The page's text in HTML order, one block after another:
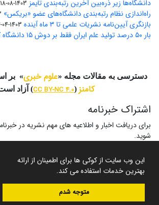
این وب سایت از کوکی ها برای اطمینان از ارائه
بهترین خدمات استفاده می کند.
متوجه شدم
دانشگاه‌ها زیر ذره‌بین آخرین رتبه‌بندی تایمز 1403-08-18
راه‌اندازی نظام رتبه‌بندی دانشگاه‌‌های عضو «بریکس»
بازنگری آیین‌نامه نشریات علمی تا ۳ ماه آینده 1403-04-14
بار ۵۰ درصد تولید علم ایران فقط بر دوش ۱۵ دانشگاه کشور
دسترسی به مقالات مجله «علوم خبری» بر
کامنز (
CC BY-NC 4.0) آزاد
اشتراک خبرنامه
برای دریافت اخبار و اطلاعیه های مهم نشریه در
شوید.
سامانه مدیریت نشریات علمی.طراحی و پیاده سازی از